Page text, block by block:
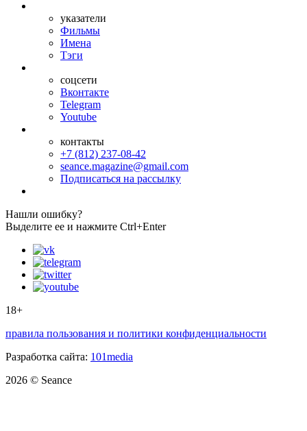
указатели
Фильмы
Имена
Тэги
соцсети
Вконтакте
Telegram
Youtube
контакты
+7 (812) 237-08-42
seance.magazine@gmail.com
Подписаться на рассылку
Нашли ошибку?
Выделите ее и нажмите Ctrl+Enter
18+
правила пользования и политики конфиденциальности
Разработка сайта: 101media
2026 © Seance